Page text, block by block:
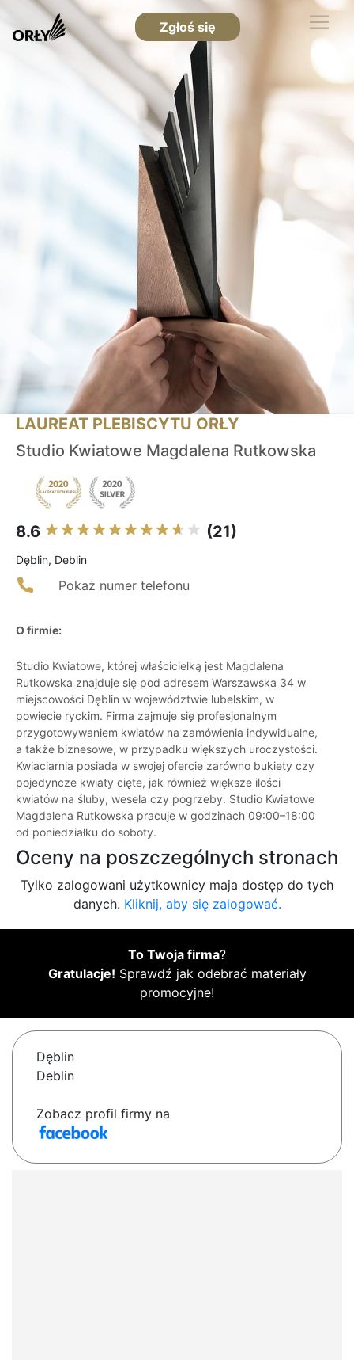
Zgłoś się
LAUREAT PLEBISCYTU ORŁY
Studio Kwiatowe Magdalena Rutkowska
8.6 (21)
Dęblin, Deblin
Pokaż numer telefonu
O firmie:
Studio Kwiatowe, której właścicielką jest Magdalena
Rutkowska znajduje się pod adresem Warszawska 34 w
miejscowości Dęblin w województwie lubelskim, w
powiecie ryckim. Firma zajmuje się profesjonalnym
przygotowywaniem kwiatów na zamówienia indywidualne,
a także biznesowe, w przypadku większych uroczystości.
Kwiaciarnia posiada w swojej ofercie zarówno bukiety czy
pojedyncze kwiaty cięte, jak również większe ilości
kwiatów na śluby, wesela czy pogrzeby. Studio Kwiatowe
Magdalena Rutkowska pracuje w godzinach 09:00–18:00
od poniedziałku do soboty.
Oceny na poszczególnych stronach
Tylko zalogowani użytkownicy maja dostęp do tych
danych. Kliknij, aby się zalogować.
To Twoja firma?
Gratulacje! Sprawdź jak odebrać materiały
promocyjne!
Dęblin
Deblin
Zobacz profil firmy na